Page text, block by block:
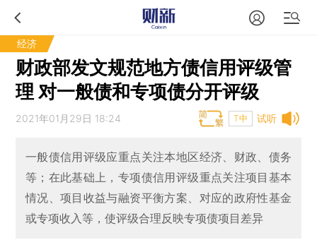
经济
财政部发文规范地方债信用评级管
理 对一般债和专项债分开评级
试听
2021年01月29日 18:24 T中
一般债信用评级应重点关注本地区经济、财政、债务
等；在此基础上，专项债信用评级重点关注项目基本
情况、项目收益与融资平衡方案、对应的政府性基金
或专项收入等，使评级合理反映专项债项目差异